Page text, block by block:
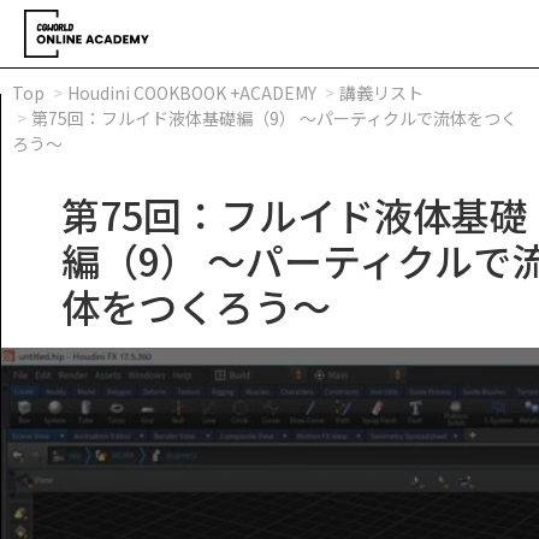
Top Houdini COOKBOOK +ACADEMY
講義リスト
第75回：フルイド液体基礎編（9） ～パーティクルで流体をつく
ろう～
第75回：フルイド液体基礎
編（9） ～パーティクルで
体をつくろう～